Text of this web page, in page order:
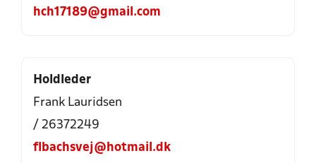
hch17189@gmail.com
Holdleder
Frank Lauridsen
/ 26372249
flbachsvej@hotmail.dk